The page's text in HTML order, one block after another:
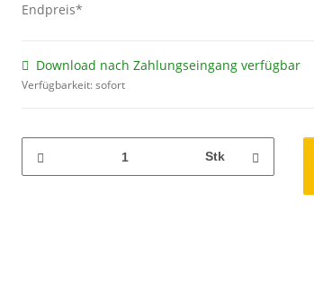
Endpreis*
Download nach Zahlungseingang verfügbar
Verfügbarkeit:sofort
Stk